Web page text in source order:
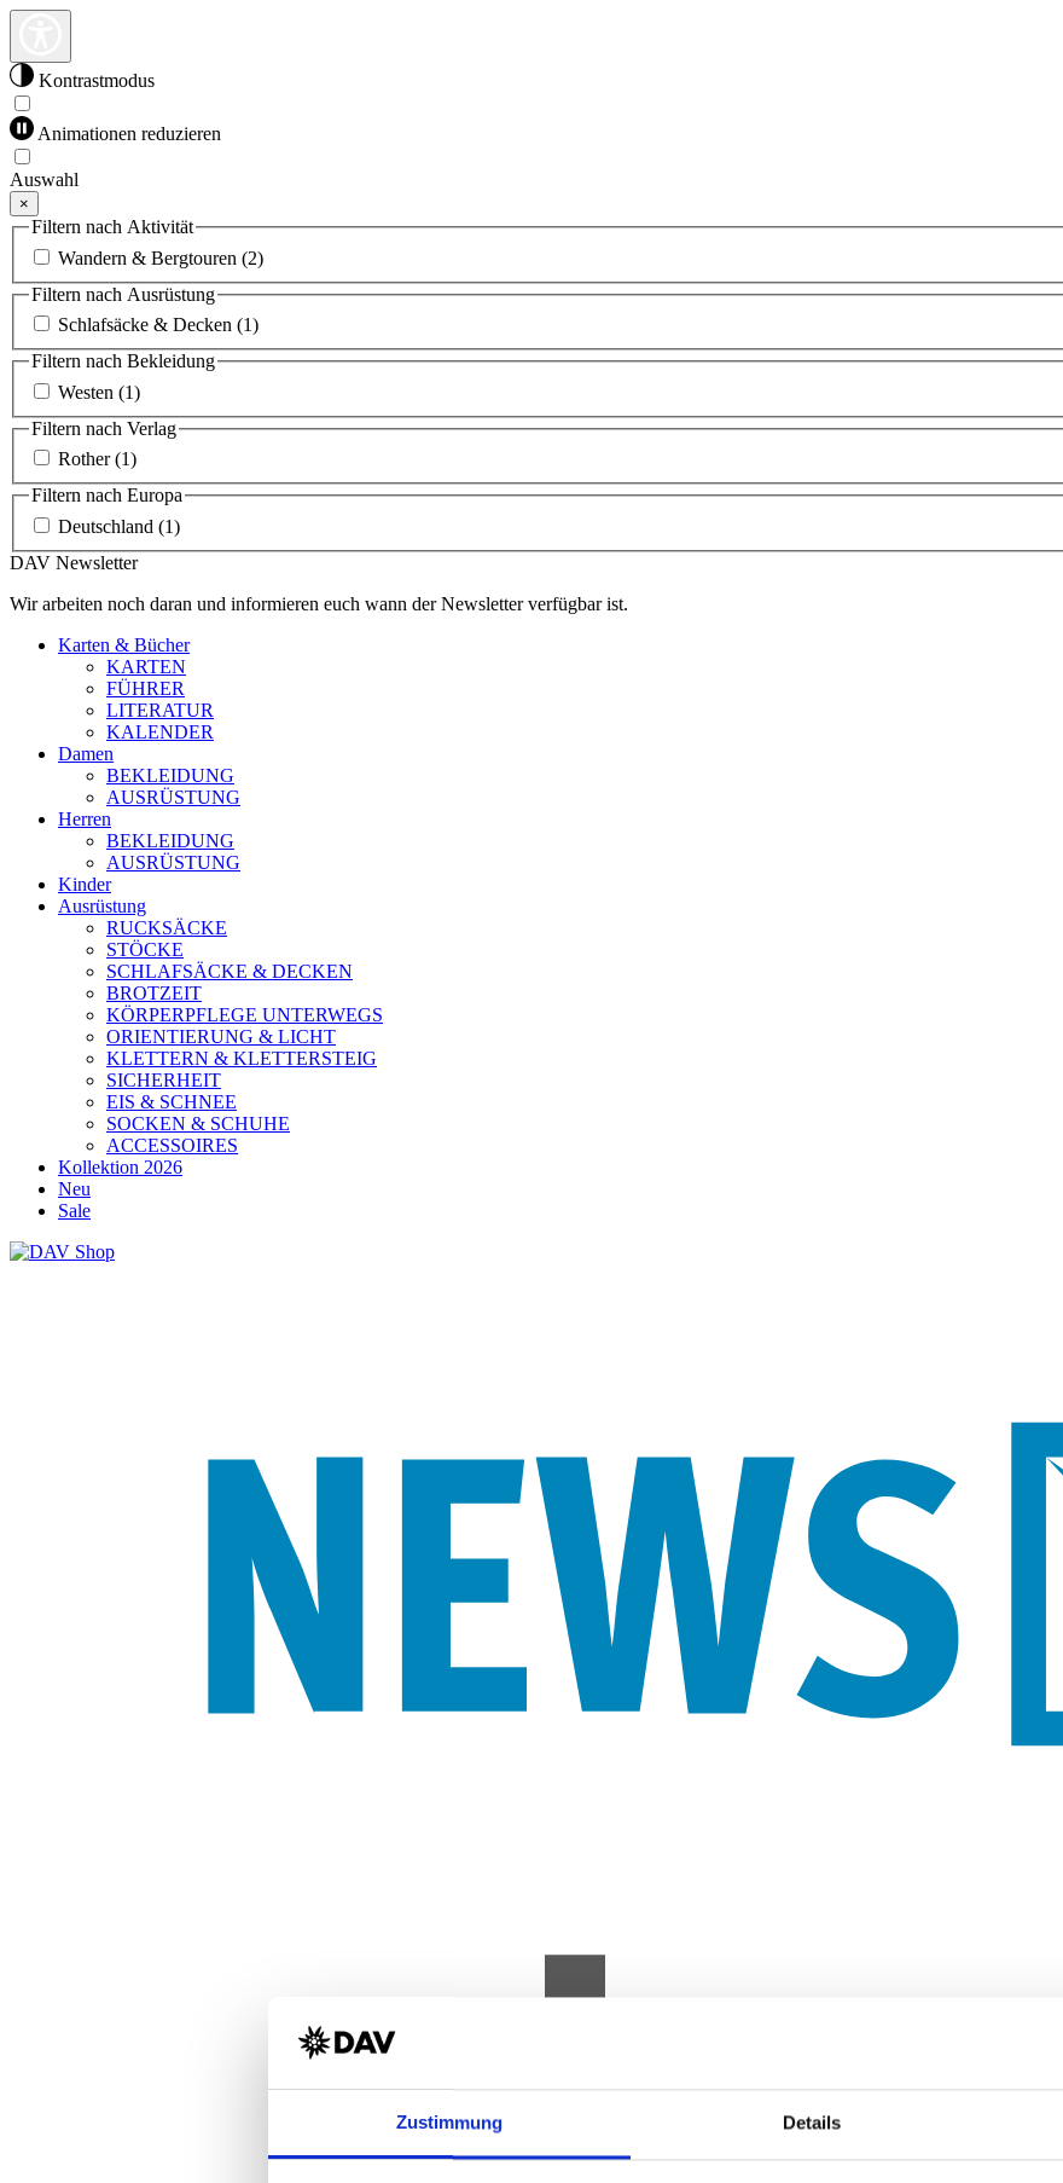
Zustimmung Details
Kontrastmodus
Animationen reduzieren
Auswahl
×
Filtern nach Aktivität
Wandern & Bergtouren (2)
Filtern nach Ausrüstung
Schlafsäcke & Decken (1)
Filtern nach Bekleidung
Westen (1)
Filtern nach Verlag
Rother(1)
Filtern nach Europa
Deutschland (1)
DAV Newsletter
Wir arbeiten noch daran und informieren euch wann der Newsletter verfügbar ist.
Karten & Bücher
KARTEN
FÜHRER
LITERATUR
KALENDER
Damen
BEKLEIDUNG
AUSRÜSTUNG
Herren
BEKLEIDUNG
AUSRÜSTUNG
Kinder
Ausrüstung
RUCKSÄCKE
STÖCKE
SCHLAFSÄCKE & DECKEN
BROTZEIT
KÖRPERPFLEGE UNTERWEGS
ORIENTIERUNG & LICHT
KLETTERN & KLETTERSTEIG
SICHERHEIT
EIS & SCHNEE
SOCKEN & SCHUHE
ACCESSOIRES
Kollektion 2026
Neu
Sale